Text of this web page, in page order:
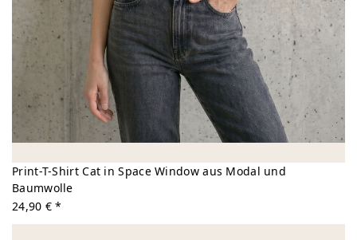
Print-T-Shirt Cat in Space Window aus Modal und
Baumwolle
24,90 € *